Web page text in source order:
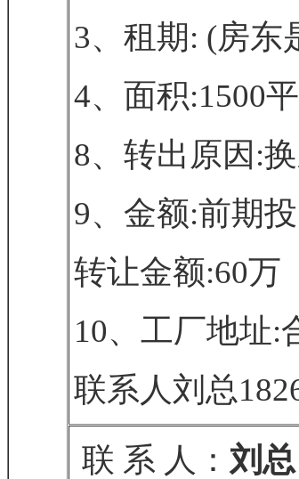
3、租期: (房东
4、面积:1500平
8、转出原因:
9、金额:前期
转让金额:60万
10、工厂地址:
联系人刘总
联 系 人： 刘总